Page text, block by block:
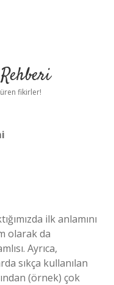
fikirler!
ilk anlamını
olarak da
Ayrıca,
sıkça kullanılan
(örnek) çok